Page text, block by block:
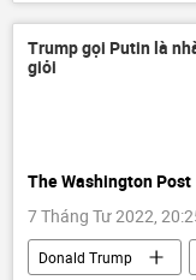
phương Tây
usd
đồng euro
Nga
Các
Trump gọi Putin là
giỏi
The Washington Post
7 Tháng Tư 2022,
Donald Trump